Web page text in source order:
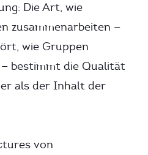
Die Art, wie
zusammenarbeiten —
wie Gruppen
bestimmt die Qualität
als der Inhalt der
von